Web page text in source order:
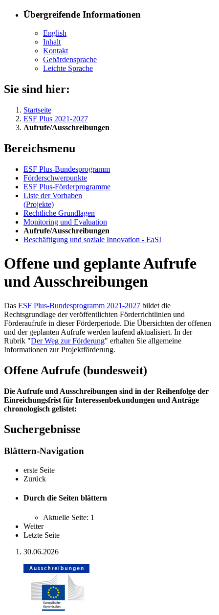
Übergreifende Informationen
English
In­halt
Kon­takt
Ge­bär­den­spra­che
Leich­te Spra­che
Sie sind hier:
Startseite
ESF Plus 2021-2027
Aufrufe/Ausschreibungen
Bereichsmenu
ESF Plus-Bun­des­pro­gramm
För­der­schwer­punk­te
ESF Plus-För­der­pro­gram­me
Lis­te der Vor­ha­ben
(Pro­jek­te)
Recht­li­che Grund­la­gen
Mo­ni­to­ring und Eva­lua­ti­on
Auf­ru­fe/Aus­schrei­bun­gen
Be­schäf­ti­gung und so­zia­le In­no­va­ti­on - Ea­SI
Offene und geplante Aufrufe
und Ausschreibungen
Das ESF Plus-Bundesprogramm 2021-2027 bildet die
Rechtsgrundlage der veröffentlichten Förderrichtlinien und
Förderaufrufe in dieser Förderperiode. Die Übersichten der offenen
und der geplanten Aufrufe werden laufend aktualisiert. In der
Rubrik "Der Weg zur Förderung" erhalten Sie allgemeine
Informationen zur Projektförderung.
Offene Aufrufe (bundesweit)
Die Aufrufe und Ausschreibungen sind in der Reihenfolge der
Einreichungsfrist für Interessenbekundungen und Anträge
chronologisch gelistet:
Suchergebnisse
Blättern-Navigation
erste Seite
Zurück
Durch die Seiten blättern
Aktuelle Seite: 1
Weiter
Letzte Seite
30.06.2026